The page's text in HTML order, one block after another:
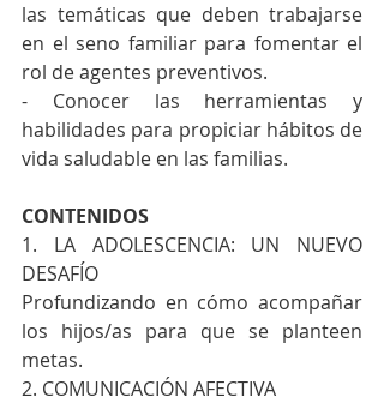
las temáticas que deben trabajarse
en el seno familiar para fomentar el
rol de agentes preventivos.
- Conocer las herramientas y
habilidades para propiciar hábitos de
vida saludable en las familias.
CONTENIDOS
1. LA ADOLESCENCIA: UN NUEVO
DESAFÍO
Profundizando en cómo acompañar
los hijos/as para que se planteen
metas.
2. COMUNICACIÓN AFECTIVA